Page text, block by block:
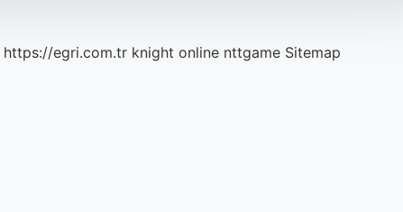
https://egri.com.tr knight online nttgame Sitemap